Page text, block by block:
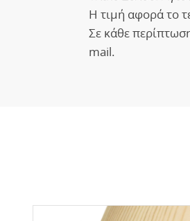
Η τιμή αφορά το
Σε κάθε
mail.